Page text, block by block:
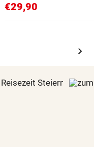
€29,90
chevron_right